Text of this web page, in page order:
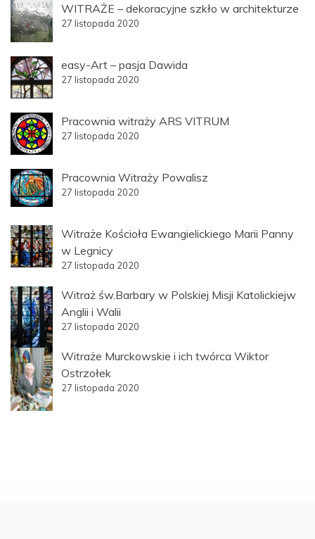
WITRAŻE – dekoracyjne szkło w architekturze
27 listopada 2020
easy-Art – pasja Dawida
27 listopada 2020
Pracownia witraży ARS VITRUM
27 listopada 2020
Pracownia Witraży Powalisz
27 listopada 2020
Witraże Kościoła Ewangielickiego Marii Panny
w Legnicy
27 listopada 2020
Witraż św.Barbary w Polskiej Misji Katolickiejw
Anglii i Walii
27 listopada 2020
Witraże Murckowskie i ich twórca Wiktor
Ostrzołek
27 listopada 2020